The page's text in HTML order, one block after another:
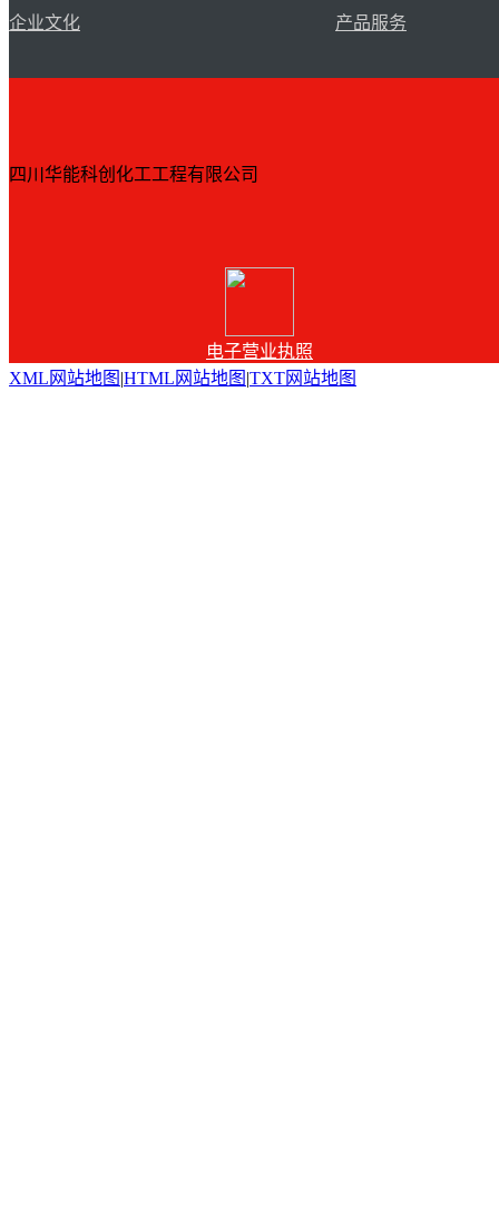
企业文化 产品服务
四川华能科创化工工程有限公司
电子营业执照
XML网站地图 |HTML网站地图 |TXT网站地图